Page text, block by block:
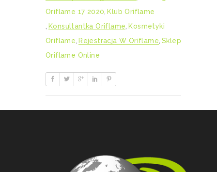
Oriflame 17 2020, Klub Oriflame
, Konsultantka Oriflame, Kosmetyki
Oriflame, Rejestracja W Oriflame, Sklep
Oriflame Online